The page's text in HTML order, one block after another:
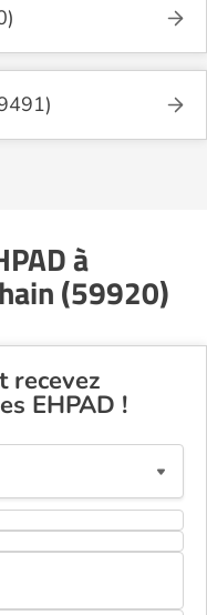
à
(59920)
recevez
EHPAD !